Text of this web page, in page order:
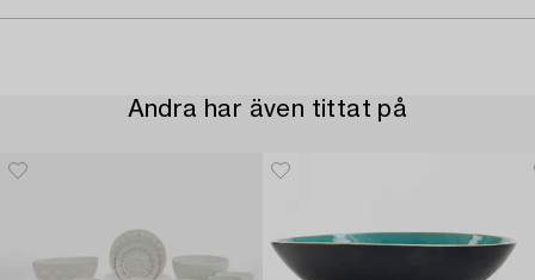
Andra har även tittat på